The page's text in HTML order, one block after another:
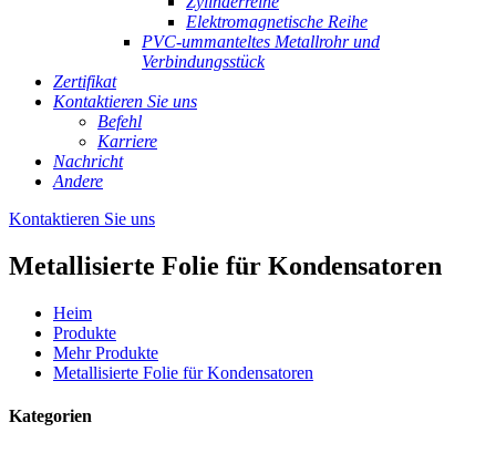
Elektromagnetische Reihe
PVC-ummanteltes Metallrohr und
Verbindungsstück
Zertifikat
Kontaktieren Sie uns
Befehl
Karriere
Nachricht
Andere
Kontaktieren Sie uns
Metallisierte Folie für Kondensatoren
Heim
Produkte
Mehr Produkte
Metallisierte Folie für Kondensatoren
Kategorien